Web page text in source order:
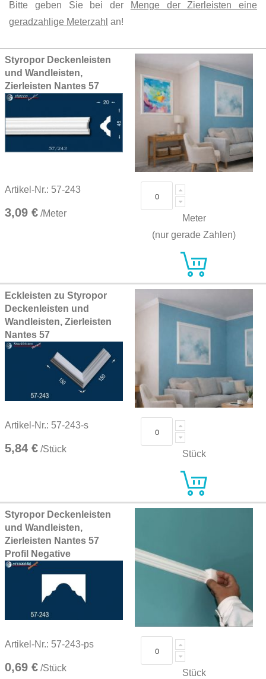
Bitte geben Sie bei der
Menge der Zierleisten eine
geradzahlige Meterzahl an!
Grouped
product
items
Styropor Deckenleisten
und Wandleisten,
Zierleisten Nantes 57
Artikel-Nr.: 57-243
3,09 € /Meter
Meter
(nur gerade Zahlen)
Eckleisten zu Styropor
Deckenleisten und
Wandleisten, Zierleisten
Nantes 57
Artikel-Nr.: 57-243-s
5,84 € /Stück Stück
Styropor Deckenleisten
und Wandleisten,
Zierleisten Nantes 57
Profil Negative
Artikel-Nr.: 57-243-ps
0,69 € /Stück Stück